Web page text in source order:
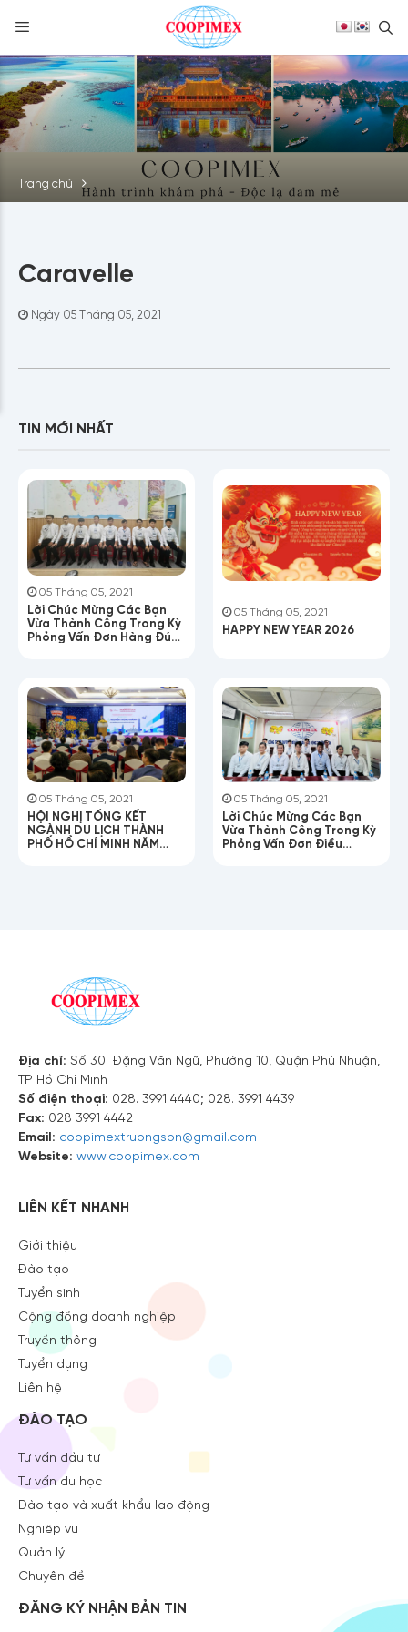
Skip
to
content
Trang chủ
Caravelle
Ngày 05 Tháng 05, 2021
TIN MỚI NHẤT
Lời Chúc Mừng Các Bạn
Vừa Thành Công Trong Kỳ
Phỏng Vấn Đơn Hàng Đúc
05 Tháng 05, 2021
HAPPY NEW YEAR 2026
05 Tháng 05, 2021
HỘI NGHỊ TỔNG KẾT
NGÀNH DU LỊCH THÀNH
PHỐ HỒ CHÍ MINH NĂM
05 Tháng 05, 2021
Lời Chúc Mừng Các Bạn
Vừa Thành Công Trong Kỳ
Phỏng Vấn Đơn Điều
05 Tháng 05, 2021
Họ tên
Số điện thoại
Nội dung
Địa chỉ: Số 30 Đặng Văn Ngữ, Phường 10, Quận Phú Nhuận,
TP Hồ Chí Minh
Số điện thoại: 028. 3991 4440; 028. 3991 4439
Fax: 028 3991 4442
Email: coopimextruongson@gmail.com
Website: www.coopimex.com
LIÊN KẾT NHANH
Giới thiệu
Đào tạo
Tuyển sinh
Cộng đồng doanh nghiệp
Truyền thông
Tuyển dụng
Liên hệ
ĐÀO TẠO
Tư vấn đầu tư
Tư vấn du học
Đào tạo và xuất khẩu lao động
Nghiệp vụ
Quản lý
Chuyên đề
ĐĂNG KÝ NHẬN BẢN TIN